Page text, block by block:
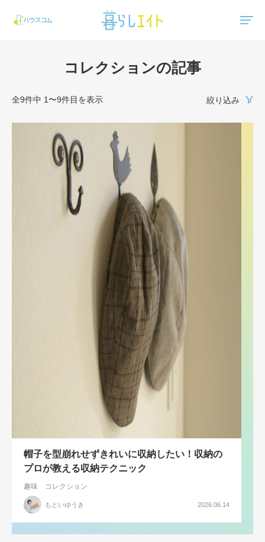
コレクションの記事
全9件中 1〜9件目を表示 絞り込み
帽子を型崩れせずきれいに収納したい！収納の
プロが教える収納テクニック
趣味 コレクション
もといゆうき 2026.06.14